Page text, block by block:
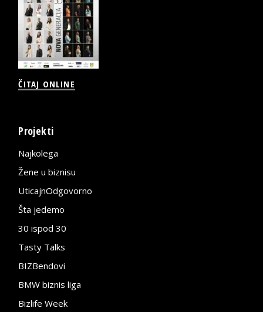
ČITAJ ONLINE
Projekti
Najkolega
Žene u biznisu
UticajnOdgovorno
Šta jedemo
30 ispod 30
Tasty Talks
BIZBendovi
BMW biznis liga
Bizlife Week